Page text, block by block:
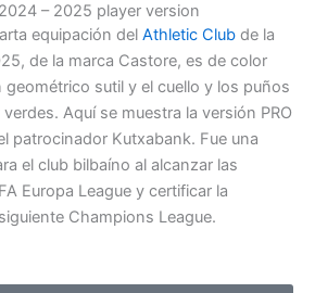
– 2025 player version
equipación del Athletic Club de la
de la marca Castore, es de color
sutil y el cuello y los puños
Aquí se muestra la versión PRO
patrocinador Kutxabank. Fue una
el club bilbaíno al alcanzar las
Europa League y certificar la
Champions League.